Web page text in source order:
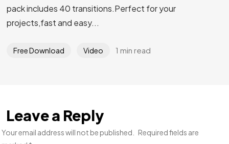
pack includes 40 transitions.Perfect for your
projects,fast and easy...
Free Download Video 1 min read
Leave a Reply
Your email address will not be published.
Required fields are